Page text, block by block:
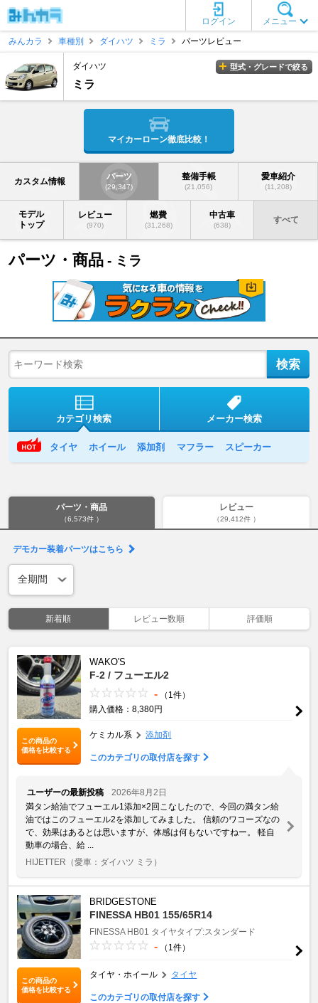
メニュー
ログイン
みんカラ
車種別 ダイハツ ミラ パーツレビュー
ダイハツ
ミラ
型式・グレードで絞る
マイカーローン徹底比較！
カスタム情報 パーツ
(29,347)
整備手帳
(21,056)
愛車紹介
(11,208)
モデル
トップ
レビュー
(970)
燃費
(31,268)
中古車
(638)
すべて
パーツ・商品 - ミラ
カテゴリ検索 メーカー検索
タイヤ ホイール 添加剤 マフラー スピーカー
パーツ・商品
（6,573件 ）
レビュー
（29,412件 ）
デモカー装着パーツはこちら
新着順 レビュー数順 評価順
この商品の
価格を比較する
WAKO'S
F-2 / フューエル2
-
（1件）
購入価格：8,380円
ケミカル系 添加剤
このカテゴリの取付店を探す
ユーザーの最新投稿
2026年8月2日
満タン給油でフューエル1添加×2回こなしたので、今回の満タン給
油ではこのフューエル2を添加してみました。 信頼のワコーズなの
で、効果はあるとは思いますが、体感は何もないですねー。 軽自
動車の場合、給 ...
HIJETTER （愛車：ダイハツ ミラ）
この商品の
価格を比較する
BRIDGESTONE
FINESSA HB01 155/65R14
FINESSA HB01 タイヤタイプ:スタンダード
- （1件）
タイヤ・ホイール タイヤ
このカテゴリの取付店を探す